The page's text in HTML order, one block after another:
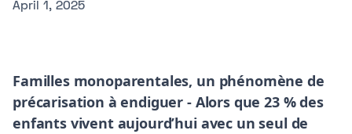
April 1, 2025
Familles monoparentales, un phénomène de
précarisation à endiguer - Alors que 23 % des
enfants vivent aujourd’hui avec un seul de